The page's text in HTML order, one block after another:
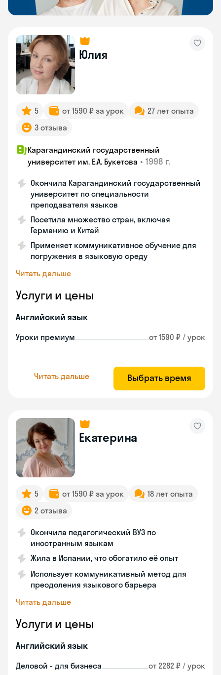
Юлия
5 от 1590 ₽ за урок
27 лет опыта
3 отзыва
Карагандинский государственный
университет им. Е.А. Букетова • 1998 г.
Окончила Карагандинский государственный
университет по специальности
преподавателя языков
Посетила множество стран, включая
Германию и Китай
Применяет коммуникативное обучение для
погружения в языковую среду
Читать дальше
Услуги и цены
Английский язык
Уроки премиум от 1590 ₽ / урок
Читать дальше Выбрать время
Екатерина
5 от 1590 ₽ за урок
18 лет опыта
2 отзыва
Окончила педагогический ВУЗ по
иностранным языкам
Жила в Испании, что обогатило её опыт
Использует коммуникативный метод для
преодоления языкового барьера
Читать дальше
Услуги и цены
Английский язык
Деловой - для бизнеса от 2282 ₽ / урок